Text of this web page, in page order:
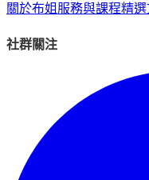
關於布姐 服務與課程精
社群關注